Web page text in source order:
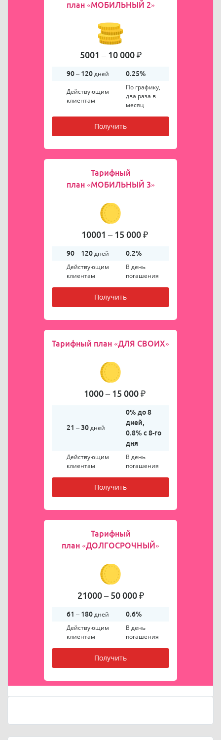
план «МОБИЛЬНЫЙ 2»
5001 – 10 000 ₽
90 – 120дней 0.25%
Действующим
клиентам
По графику,
два раза в
месяц
Получить
Тарифный
план «МОБИЛЬНЫЙ 3»
10001 – 15 000 ₽
90 – 120дней 0.2%
Действующим
клиентам
В день
погашения
Получить
Тарифный план «ДЛЯ СВОИХ»
1000 – 15 000 ₽
21 – 30дней
0% до 8
дней,
0.8% с 8-го
дня
Действующим
клиентам
В день
погашения
Получить
Тарифный
план «ДОЛГОСРОЧНЫЙ»
21000 – 50 000 ₽
61 – 180дней 0.6%
Действующим
клиентам
В день
погашения
Получить